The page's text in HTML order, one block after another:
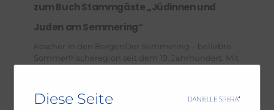
zum Buch Stammgäste „Jüdinnen und
Juden am Semmering“
Koscher in den BergenDer Semmering – beliebte
Sommerfrischeregion seit dem 19. Jahrhundert. Mit
Diese Seite